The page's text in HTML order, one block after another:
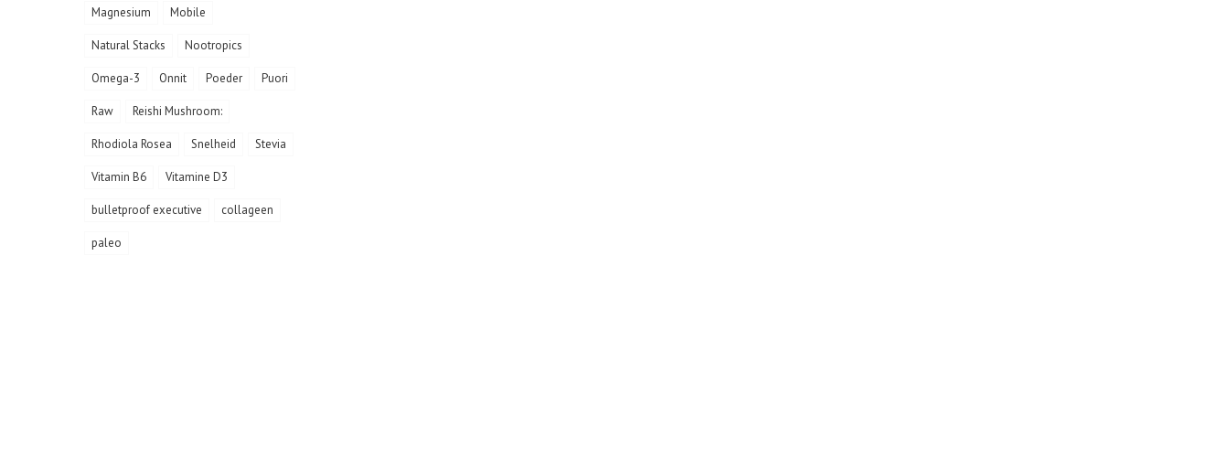
Magnesium Mobile
Natural Stacks Nootropics
Omega-3 Onnit Poeder Puori
Raw Reishi Mushroom:
Rhodiola Rosea Snelheid Stevia
Vitamin B6 Vitamine D3
bulletproof executive collageen
paleo